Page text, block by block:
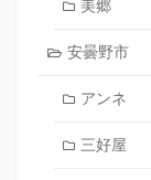
美郷
安曇野市
アンネ
三好屋